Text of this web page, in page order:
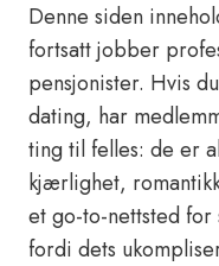
Denne siden
fortsatt jobber
pensjonister. Hvis
dating, har
ting til felles: de er
kjærlighet,
et go-to-nettsted
fordi dets